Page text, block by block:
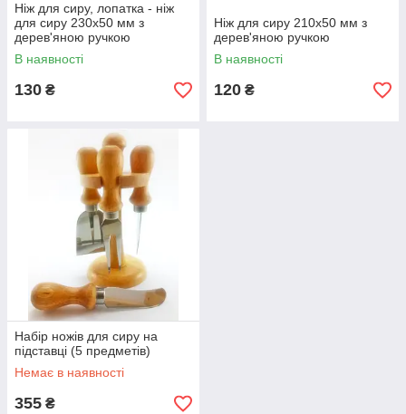
Ніж для сиру, лопатка - ніж
для сиру 230х50 мм з
дерев'яною ручкою
В наявності
130 ₴
Ніж для сиру 210х50 мм з
дерев'яною ручкою
В наявності
120 ₴
Набір ножів для сиру на
підставці (5 предметів)
Немає в наявності
355 ₴